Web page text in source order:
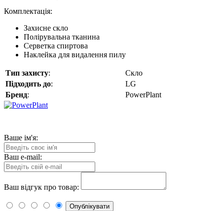
Комплектація:
Захисне скло
Полірувальна тканина
Серветка спиртова
Наклейка для видалення пилу
Тип захисту:
Скло
Підходить до:
LG
Бренд: PowerPlant
Ваше ім'я:
Ваш e-mail:
Ваш відгук про товар:
Опублікувати